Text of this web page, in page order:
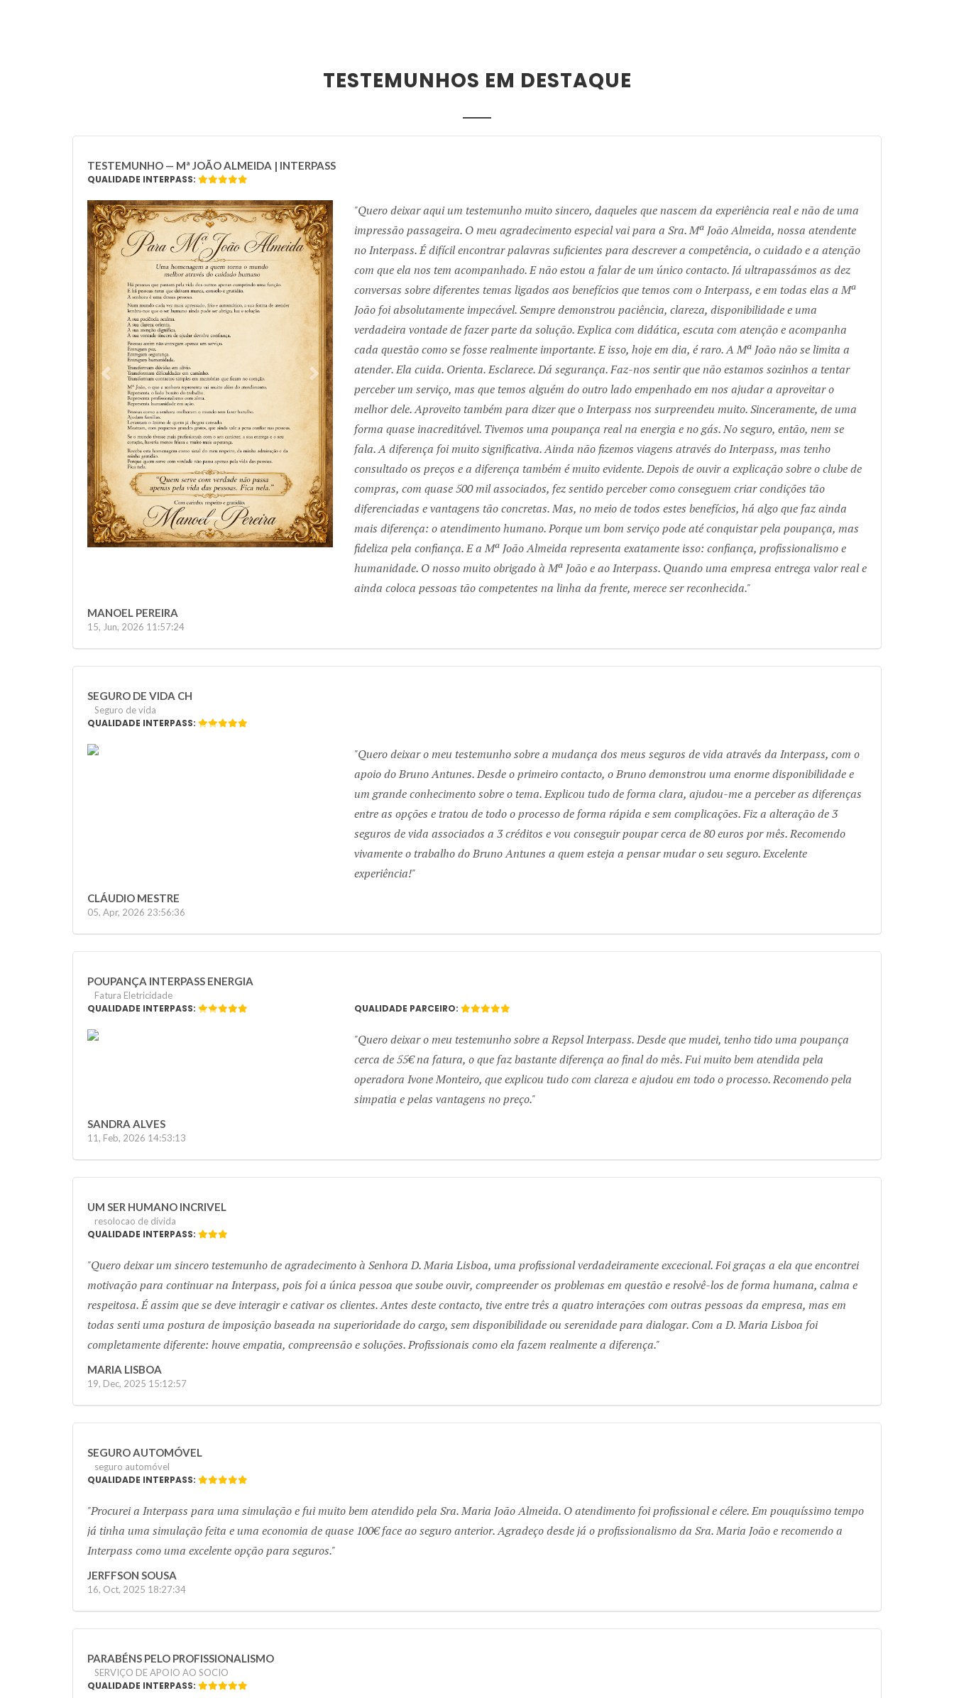
TESTEMUNHOS EM DESTAQUE
TESTEMUNHO — Mª JOÃO ALMEIDA | INTERPASS
QUALIDADE INTERPASS:
Previous Next
Quero deixar aqui um testemunho muito sincero, daqueles que nascem da experiência real e não de uma
impressão passageira. O meu agradecimento especial vai para a Sra. Mª João Almeida, nossa atendente
no Interpass. É difícil encontrar palavras suficientes para descrever a competência, o cuidado e a atenção
com que ela nos tem acompanhado. E não estou a falar de um único contacto. Já ultrapassámos as dez
conversas sobre diferentes temas ligados aos benefícios que temos com o Interpass, e em todas elas a Mª
João foi absolutamente impecável. Sempre demonstrou paciência, clareza, disponibilidade e uma
verdadeira vontade de fazer parte da solução. Explica com didática, escuta com atenção e acompanha
cada questão como se fosse realmente importante. E isso, hoje em dia, é raro. A Mª João não se limita a
atender. Ela cuida. Orienta. Esclarece. Dá segurança. Faz-nos sentir que não estamos sozinhos a tentar
perceber um serviço, mas que temos alguém do outro lado empenhado em nos ajudar a aproveitar o
melhor dele. Aproveito também para dizer que o Interpass nos surpreendeu muito. Sinceramente, de uma
forma quase inacreditável. Tivemos uma poupança real na energia e no gás. No seguro, então, nem se
fala. A diferença foi muito significativa. Ainda não fizemos viagens através do Interpass, mas tenho
consultado os preços e a diferença também é muito evidente. Depois de ouvir a explicação sobre o clube de
compras, com quase 500 mil associados, fez sentido perceber como conseguem criar condições tão
diferenciadas e vantagens tão concretas. Mas, no meio de todos estes benefícios, há algo que faz ainda
mais diferença: o atendimento humano. Porque um bom serviço pode até conquistar pela poupança, mas
fideliza pela confiança. E a Mª João Almeida representa exatamente isso: confiança, profissionalismo e
humanidade. O nosso muito obrigado à Mª João e ao Interpass. Quando uma empresa entrega valor real e
ainda coloca pessoas tão competentes na linha da frente, merece ser reconhecida.
MANOEL PEREIRA
15, Jun, 2026 11:57:24
SEGURO DE VIDA CH
Seguro de vida
QUALIDADE INTERPASS:
Quero deixar o meu testemunho sobre a mudança dos meus seguros de vida através da Interpass, com o
apoio do Bruno Antunes. Desde o primeiro contacto, o Bruno demonstrou uma enorme disponibilidade e
um grande conhecimento sobre o tema. Explicou tudo de forma clara, ajudou-me a perceber as diferenças
entre as opções e tratou de todo o processo de forma rápida e sem complicações. Fiz a alteração de 3
seguros de vida associados a 3 créditos e vou conseguir poupar cerca de 80 euros por mês. Recomendo
vivamente o trabalho do Bruno Antunes a quem esteja a pensar mudar o seu seguro. Excelente
experiência!
CLÁUDIO MESTRE
05, Apr, 2026 23:56:36
POUPANÇA INTERPASS ENERGIA
Fatura Eletricidade
QUALIDADE INTERPASS: QUALIDADE PARCEIRO:
Quero deixar o meu testemunho sobre a Repsol Interpass. Desde que mudei, tenho tido uma poupança
cerca de 55€ na fatura, o que faz bastante diferença ao final do mês. Fui muito bem atendida pela
operadora Ivone Monteiro, que explicou tudo com clareza e ajudou em todo o processo. Recomendo pela
simpatia e pelas vantagens no preço.
SANDRA ALVES
11, Feb, 2026 14:53:13
UM SER HUMANO INCRIVEL
resolocao de dívida
QUALIDADE INTERPASS:
Quero deixar um sincero testemunho de agradecimento à Senhora D. Maria Lisboa, uma profissional verdadeiramente excecional. Foi graças a ela que encontrei
motivação para continuar na Interpass, pois foi a única pessoa que soube ouvir, compreender os problemas em questão e resolvê-los de forma humana, calma e
respeitosa. É assim que se deve interagir e cativar os clientes. Antes deste contacto, tive entre três a quatro interações com outras pessoas da empresa, mas em
todas senti uma postura de imposição baseada na superioridade do cargo, sem disponibilidade ou serenidade para dialogar. Com a D. Maria Lisboa foi
completamente diferente: houve empatia, compreensão e soluções. Profissionais como ela fazem realmente a diferença.
MARIA LISBOA
19, Dec, 2025 15:12:57
SEGURO AUTOMÓVEL
seguro automóvel
QUALIDADE INTERPASS:
Procurei a Interpass para uma simulação e fui muito bem atendido pela Sra. Maria João Almeida. O atendimento foi profissional e célere. Em pouquíssimo tempo
já tinha uma simulação feita e uma economia de quase 100€ face ao seguro anterior. Agradeço desde já o profissionalismo da Sra. Maria João e recomendo a
Interpass como uma excelente opção para seguros.
JERFFSON SOUSA
16, Oct, 2025 18:27:34
PARABÉNS PELO PROFISSIONALISMO
SERVIÇO DE APOIO AO SOCIO
QUALIDADE INTERPASS: